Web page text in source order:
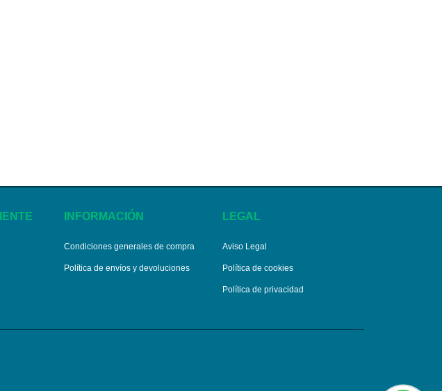
INFORMACIÓN
Condiciones generales de compra
Política de envíos y devoluciones
LEGAL
Aviso Legal
Política de cookies
Política de privacidad